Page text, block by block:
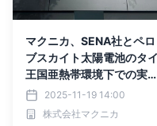
マクニカ、SENA社とペロ
ブスカイト太陽電池のタイ
王国亜熱帯環境下での実証
開始2025-11-19 14:00
株式会社マクニカ